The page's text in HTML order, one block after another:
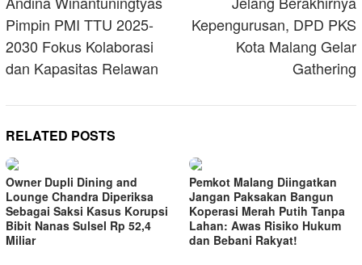
Pimpin PMI TTU 2025-
2030 Fokus Kolaborasi
dan Kapasitas Relawan
Kepengurusan, DPD PKS
Kota Malang Gelar
Gathering
RELATED POSTS
Owner Dupli Dining and
Lounge Chandra Diperiksa
Sebagai Saksi Kasus Korupsi
Bibit Nanas Sulsel Rp 52,4
Miliar
Pemkot Malang Diingatkan
Jangan Paksakan Bangun
Koperasi Merah Putih Tanpa
Lahan: Awas Risiko Hukum
dan Bebani Rakyat!